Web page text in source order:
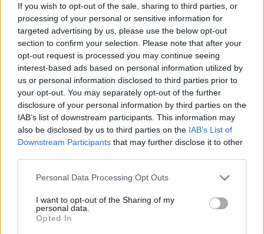
If you wish to opt-out of the sale, sharing to third parties, or
processing of your personal or sensitive information for
targeted advertising by us, please use the below opt-out
section to confirm your selection. Please note that after your
opt-out request is processed you may continue seeing
interest-based ads based on personal information utilized by
us or personal information disclosed to third parties prior to
your opt-out. You may separately opt-out of the further
disclosure of your personal information by third parties on the
IAB’s list of downstream participants. This information may
also be disclosed by us to third parties on the IAB’s List of
Downstream Participants that may further disclose it to other
Personal Data Processing Opt Outs
I want to opt-out of the Sharing of my
personal data.
Opted In
zaledwie kosmetyczne poprawki. Odrobinę więcej
możemy wnioskować po liście osłabionych
czempionów. Na tej liście znaleźli się m.in. Renekton czy
Gnar, czyli najmocniejsi toplanerzy w dzisiejszej mecie.
Można zakładać, że Riot Games pragnie zredukować
ich nadużywanie w drabince rankingowej i w
profesjonalnej grze.
Wzmocnieni
Osłabieni
Akali
Xin
Sylas
Pyke
Volibear
Hecarim
Urgot
Lillia
Gnar